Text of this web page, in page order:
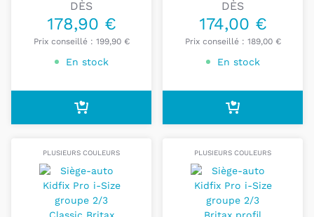
peuvent être installés avec la ceinture seule
tandis qued’autres disposent également de
connecteurs Isofixpour plus de stabilité lorsque le
siège est vide ou lors de l’installation.
Cette catégorie réunit des sièges-auto groupe 2/3
pensés pour accompagner les enfants sur plusieurs
années, avec des modèles confortables, pratiques
DÈS
178,90 €
Prix conseillé : 199,90 €
En stock
DÈS
174,00 €
Prix conseillé : 189,00 €
En stock
PLUSIEURS COULEURS PLUSIEURS COULEURS